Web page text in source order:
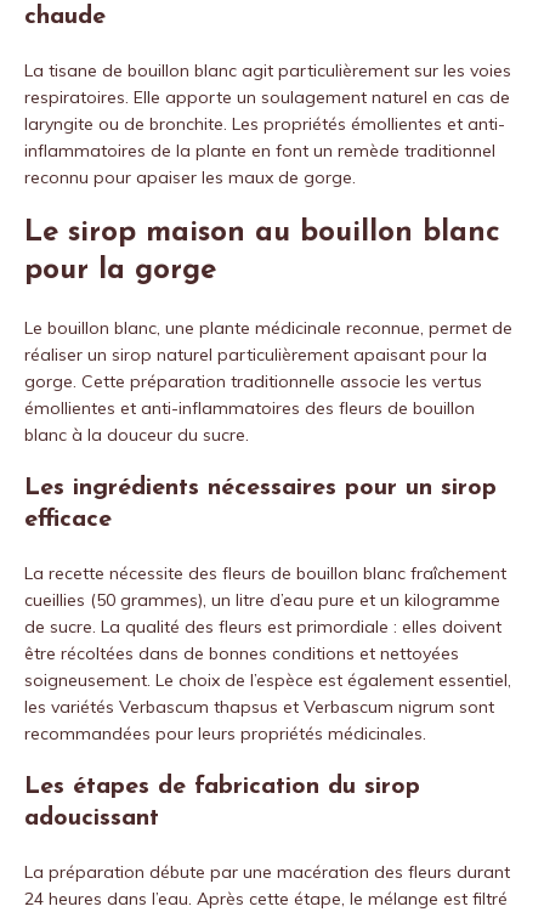
chaude
La tisane de bouillon blanc agit particulièrement sur les voies
respiratoires. Elle apporte un soulagement naturel en cas de
laryngite ou de bronchite. Les propriétés émollientes et anti-
inflammatoires de la plante en font un remède traditionnel
reconnu pour apaiser les maux de gorge.
Le sirop maison au bouillon blanc
pour la gorge
Le bouillon blanc, une plante médicinale reconnue, permet de
réaliser un sirop naturel particulièrement apaisant pour la
gorge. Cette préparation traditionnelle associe les vertus
émollientes et anti-inflammatoires des fleurs de bouillon
blanc à la douceur du sucre.
Les ingrédients nécessaires pour un sirop
efficace
La recette nécessite des fleurs de bouillon blanc fraîchement
cueillies (50 grammes), un litre d’eau pure et un kilogramme
de sucre. La qualité des fleurs est primordiale : elles doivent
être récoltées dans de bonnes conditions et nettoyées
soigneusement. Le choix de l’espèce est également essentiel,
les variétés Verbascum thapsus et Verbascum nigrum sont
recommandées pour leurs propriétés médicinales.
Les étapes de fabrication du sirop
adoucissant
La préparation débute par une macération des fleurs durant
24 heures dans l’eau. Après cette étape, le mélange est filtré